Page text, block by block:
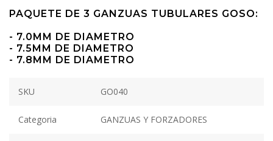
PAQUETE DE 3 GANZUAS TUBULARES GOSO:
- 7.0MM DE DIAMETRO
- 7.5MM DE DIAMETRO
- 7.8MM DE DIAMETRO
SKU GO040
Categoria GANZUAS Y FORZADORES